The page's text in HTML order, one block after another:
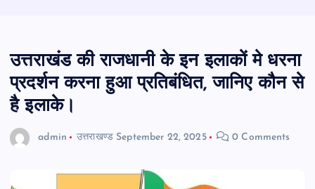
उत्तराखंड की राजधानी के इन इलाकों मे धरना
प्रदर्शन करना हुआ प्रतिबंधित, जानिए कौन से
है इलाके।
admin उत्तराखण्ड September 22, 2025 0 Comments